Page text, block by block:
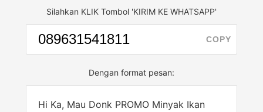
Silahkan KLIK Tombol 'KIRIM KE WHATSAPP'
COPY
Dengan format pesan:
Hi Ka, Mau Donk PROMO Minyak Ikan